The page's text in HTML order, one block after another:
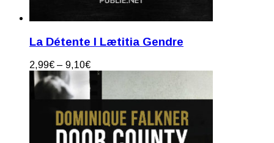
La Détente I Lætitia Gendre
2,99€ – 9,10€